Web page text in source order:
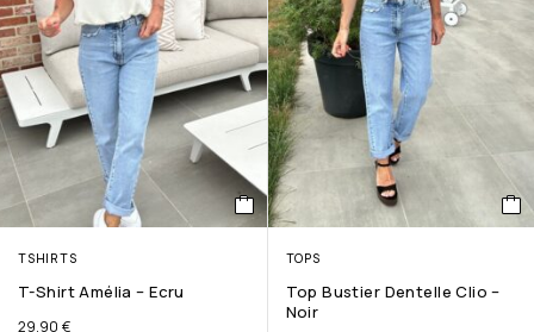
TSHIRTS
T-Shirt Amélia – Ecru
29.90 €
TOPS
Top Bustier Dentelle Clio –
Noir